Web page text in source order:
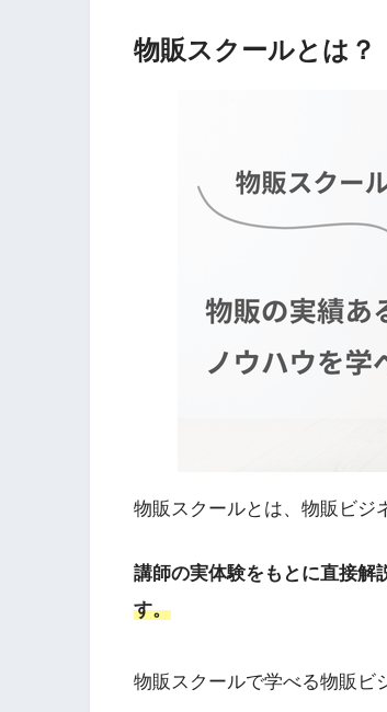
物販スクールとは？
物販スクールとは、物販ビジ
講師の実体験をもとに直接解
す。
物販スクールで学べる物販ビ